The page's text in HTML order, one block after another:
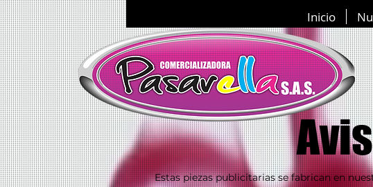
Inicio
Estas piezas publicitarias se fabrican en